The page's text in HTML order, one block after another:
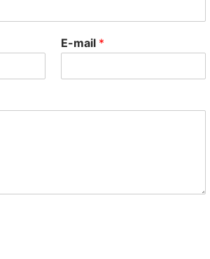
E-mail *